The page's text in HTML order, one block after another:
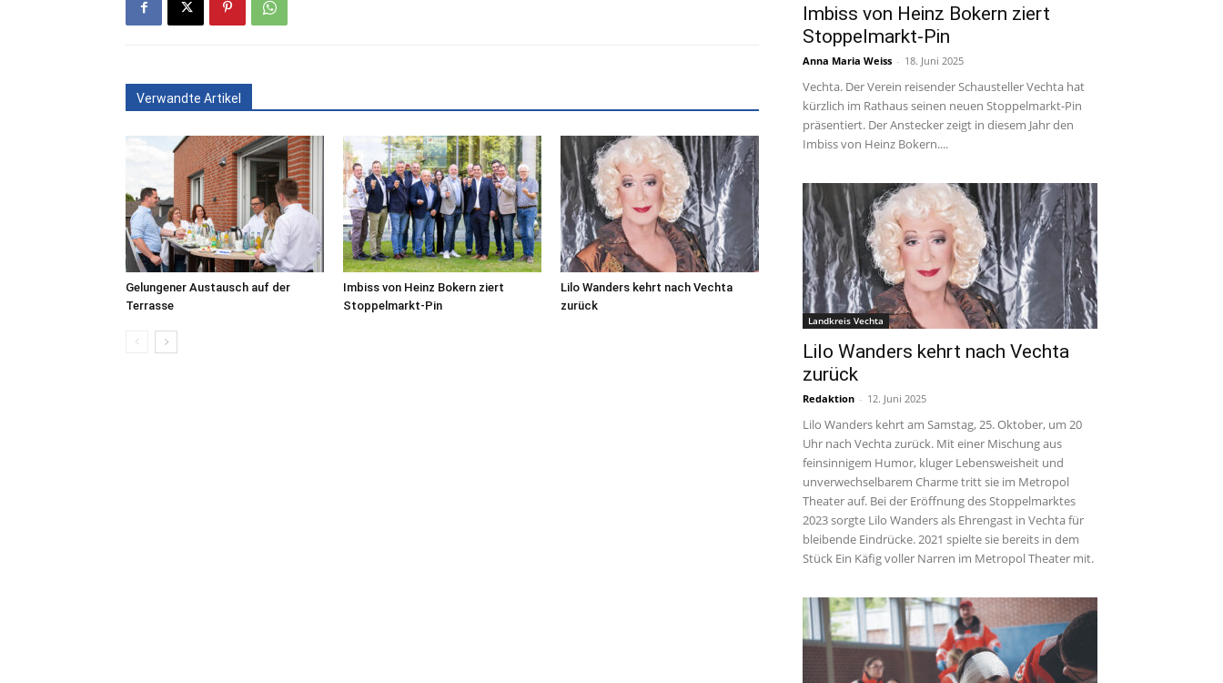
Verwandte Artikel
Gelungener Austausch auf der
Terrasse
Imbiss von Heinz Bokern ziert
Stoppelmarkt-Pin
Lilo Wanders kehrt nach Vechta
zurück
Imbiss von Heinz Bokern ziert
Stoppelmarkt-Pin
Anna Maria Weiss - 18. Juni 2025
Vechta. Der Verein reisender Schausteller Vechta hat
kürzlich im Rathaus seinen neuen Stoppelmarkt-Pin
präsentiert. Der Anstecker zeigt in diesem Jahr den
Imbiss von Heinz Bokern....
Landkreis Vechta
Lilo Wanders kehrt nach Vechta
zurück
Redaktion - 12. Juni 2025
Lilo Wanders kehrt am Samstag, 25. Oktober, um 20
Uhr nach Vechta zurück. Mit einer Mischung aus
feinsinnigem Humor, kluger Lebensweisheit und
unverwechselbarem Charme tritt sie im Metropol
Theater auf. Bei der Eröffnung des Stoppelmarktes
2023 sorgte Lilo Wanders als Ehrengast in Vechta für
bleibende Eindrücke. 2021 spielte sie bereits in dem
Stück Ein Käfig voller Narren im Metropol Theater mit.